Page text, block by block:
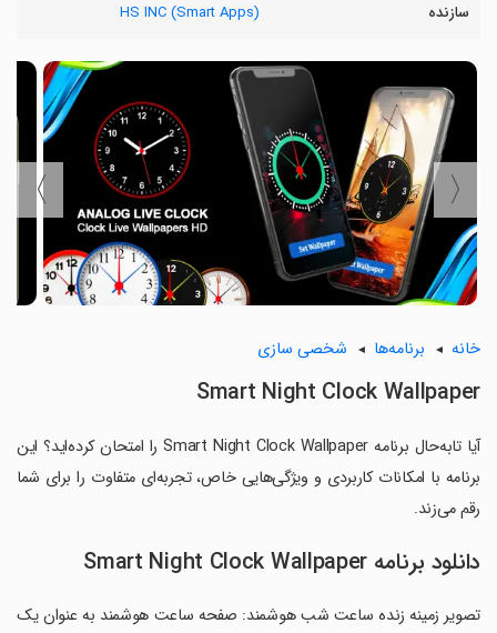
سازنده HS INC (Smart Apps)
〈
〉
خانه برنامه‌ها شخصی سازی
Smart Night Clock Wallpaper
آیا تابه‌حال برنامه Smart Night Clock Wallpaper را امتحان کرده‌اید؟ این
برنامه با امکانات کاربردی و ویژگی‌هایی خاص، تجربه‌ای متفاوت را برای شما
رقم می‌زند.
دانلود برنامه Smart Night Clock Wallpaper
تصویر زمینه زنده ساعت شب هوشمند: صفحه ساعت هوشمند به عنوان یک